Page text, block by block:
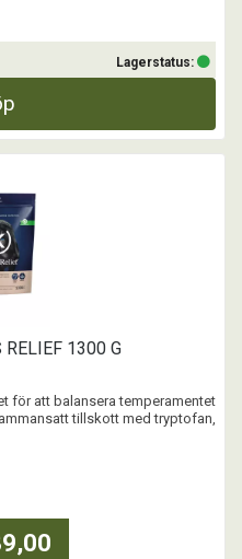
Lagerstatus:
RELIEF 1300 G
för att balansera temperamentet
tillskott med tryptofan,